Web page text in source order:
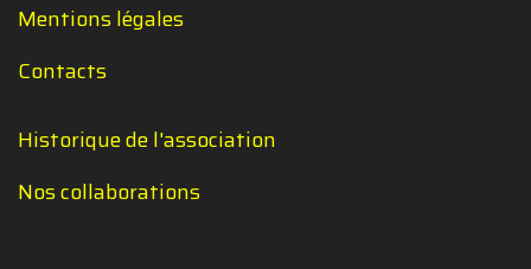
Mentions légales
Contacts
Historique de l'association
Nos collaborations